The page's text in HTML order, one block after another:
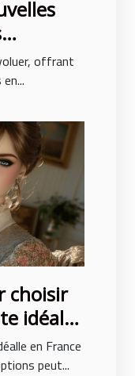
offrant
choisir
idéale
en France
peut...